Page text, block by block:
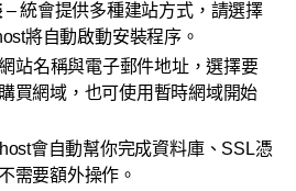
– 統會提供多種建站方式，請選擇
將自動啟動安裝程序。
站名稱與電子郵件地址，選擇要
買網域，也可使用暫時網域開始
會自動幫你完成資料庫、SSL憑
需要額外操作。